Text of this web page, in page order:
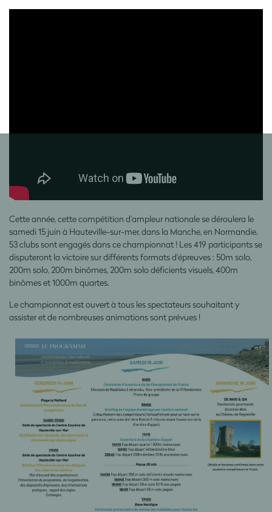
Cette année, cette compétition d’ampleur nationale se déroulera le
samedi 15 juin à Hauteville-sur-mer, dans la Manche, en Normandie.
53 clubs sont engagés dans ce championnat ! Les 419 participants se
disputeront la victoire sur différents formats d'épreuves : 50m solo,
200m solo, 200m binômes, 200m solo déficients visuels, 400m
binômes et 1000m quartes.
Le championnat est ouvert à tous les spectateurs souhaitant y
assister et de nombreuses animations sont prévues !